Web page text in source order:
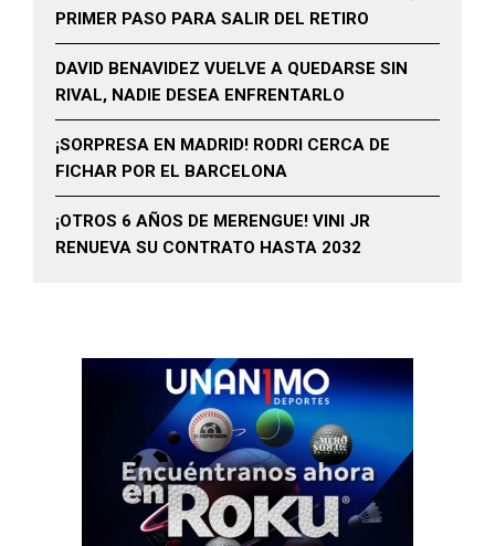
PRIMER PASO PARA SALIR DEL RETIRO
DAVID BENAVIDEZ VUELVE A QUEDARSE SIN
RIVAL, NADIE DESEA ENFRENTARLO
¡SORPRESA EN MADRID! RODRI CERCA DE
FICHAR POR EL BARCELONA
¡OTROS 6 AÑOS DE MERENGUE! VINI JR
RENUEVA SU CONTRATO HASTA 2032